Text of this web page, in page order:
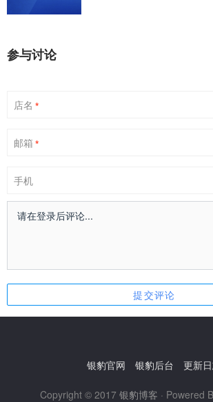
参与讨论
店名 *
邮箱 *
手机
银豹官网 银豹后台 更新
Copyright © 2017 银豹博客 · Powered